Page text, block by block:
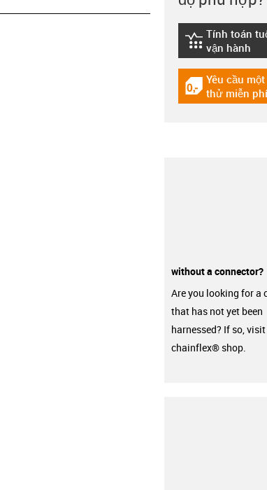
igus-icon-
Tính toán
vận hành
igus-icon-
Yêu cầu
thử miễn phí
without a connector?
Are you looking for a
that has not yet been
harnessed? If so,
chainflex® shop.